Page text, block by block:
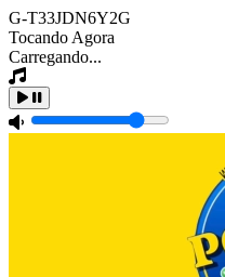
G-T33JDN6Y2G
Tocando Agora
Carregando...